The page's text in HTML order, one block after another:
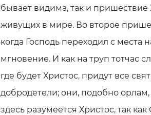
бывает видима, так и пришествие
живущих в мире. Во второе
когда Господь переходил с места
мгновение. И как на труп тотчас
где будет Христос, придут все
добродетели; они, подобно
здесь разумеется Христос, так